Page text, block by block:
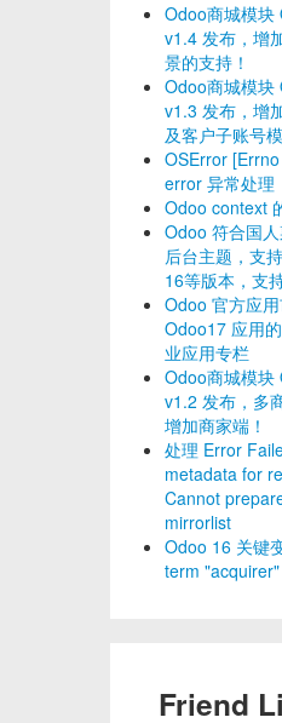
Odoo商城模块
v1.4 发布，增
景的支持！
Odoo商城模块
v1.3 发布，增
及客户子账号
OSError
error 异常处理
Odoo context
Odoo 符合国
后台主题，支
16等版本，支
Odoo 官方应
Odoo17 应用
业应用专栏
Odoo商城模块
v1.2 发布，多
增加商家端！
处理 Error
metadata for
Cannot
mirrorlist
Odoo 16 关键
term
Friend